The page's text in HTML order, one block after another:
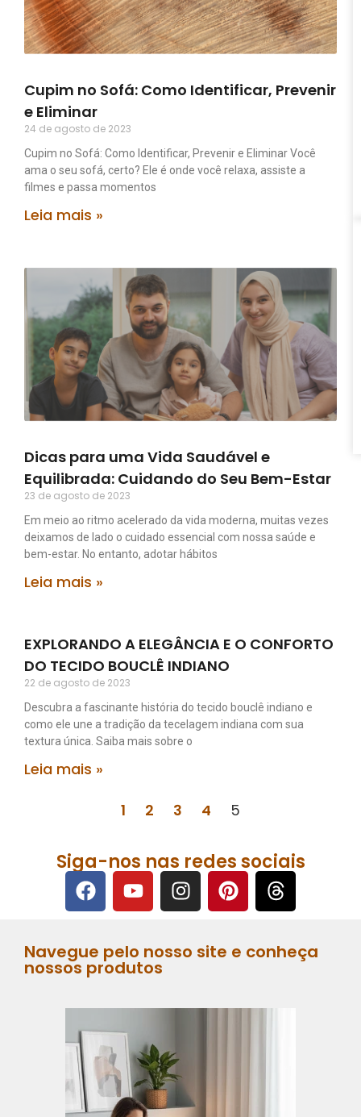
Cupim no Sofá: Como Identificar, Prevenir
e Eliminar
24 de agosto de 2023
Cupim no Sofá: Como Identificar, Prevenir e Eliminar Você
ama o seu sofá, certo? Ele é onde você relaxa, assiste a
filmes e passa momentos
Leia mais »
Dicas para uma Vida Saudável e
Equilibrada: Cuidando do Seu Bem-Estar
23 de agosto de 2023
Em meio ao ritmo acelerado da vida moderna, muitas vezes
deixamos de lado o cuidado essencial com nossa saúde e
bem-estar. No entanto, adotar hábitos
Leia mais »
EXPLORANDO A ELEGÂNCIA E O CONFORTO
DO TECIDO BOUCLÊ INDIANO
22 de agosto de 2023
Descubra a fascinante história do tecido bouclê indiano e
como ele une a tradição da tecelagem indiana com sua
textura única. Saiba mais sobre o
Leia mais »
1 2 3 4 5
Siga-nos nas redes sociais
Navegue pelo nosso site e conheça
nossos produtos